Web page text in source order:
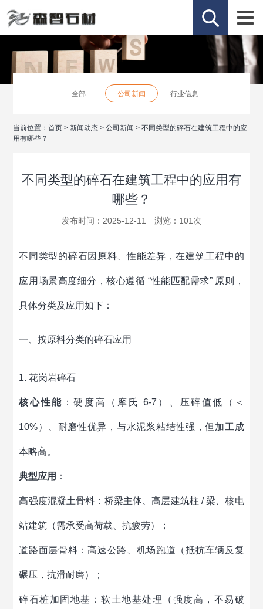
全部 公司新闻 行业信息
当前位置：首页 > 新闻动态 >公司新闻 >不同类型的碎石在建筑工程中的应
用有哪些？
不同类型的碎石在建筑工程中的应用有
哪些？
发布时间：2025-12-11 浏览： 101 次
不同类型的碎石因原料、性能差异，在建筑工程中的
应用场景高度细分，核心遵循 “性能匹配需求” 原则，
具体分类及应用如下：
一、按原料分类的碎石应用
1. 花岗岩碎石
核心性能 ：硬度高（摩氏 6-7）、压碎值低（＜
10%）、耐磨性优异，与水泥浆粘结性强，但加工成
本略高。
典型应用 ：
高强度混凝土骨料：桥梁主体、高层建筑柱 / 梁、核电
站建筑（需承受高荷载、抗疲劳）；
道路面层骨料：高速公路、机场跑道（抵抗车辆反复
碾压，抗滑耐磨）；
碎石桩加固地基：软土地基处理（强度高，不易破